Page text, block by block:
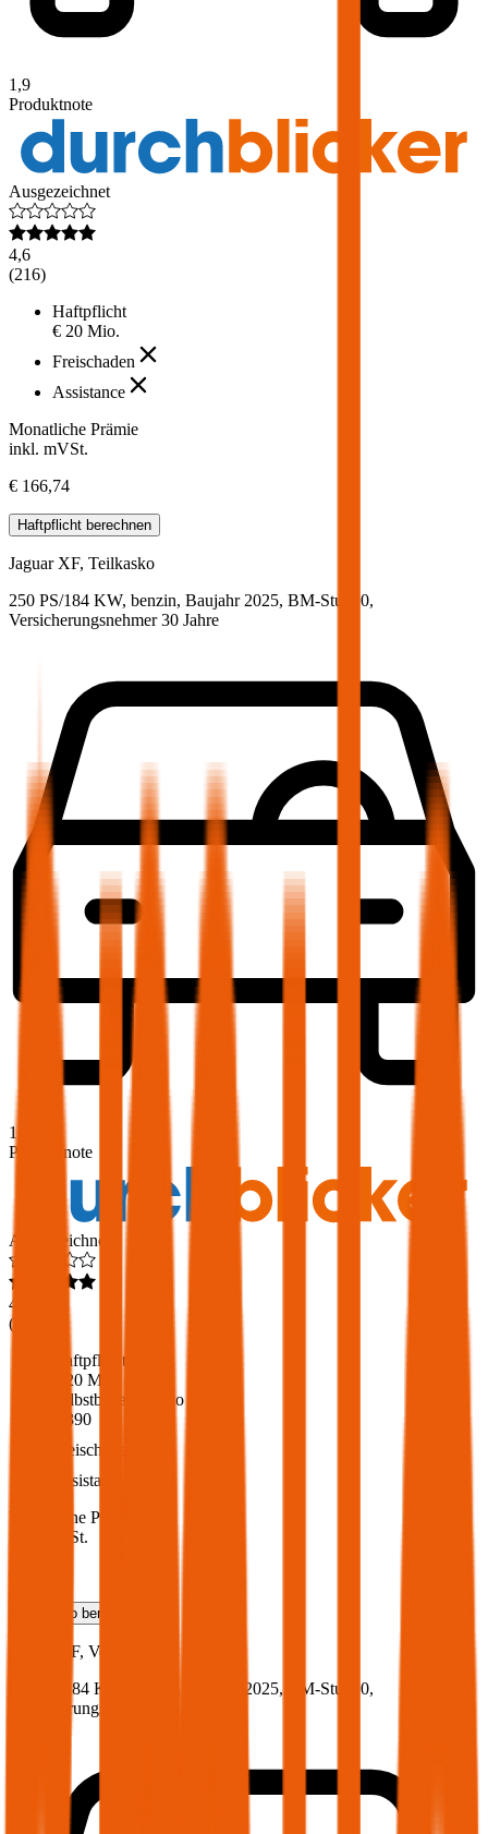
1,9
Produktnote
Ausgezeichnet
4,6
(216)
Haftpflicht
€ 20 Mio.
Freischaden
Assistance
Monatliche Prämie
inkl. mVSt.
€ 166,74
Haftpflicht berechnen
JaguarXF, Teilkasko
250 PS/184 KW, benzin, Baujahr 2025, BM-Stufe 0,
Versicherungsnehmer 30 Jahre
1,9
Produktnote
Ausgezeichnet
4,6
(
Haftpflicht
€ 20 Mio.
Selbstbehalt Kasko
€ 390
Freischaden
Assistance
Monatliche Prämie
inkl. mVSt.
Teilkasko berechnen
XF, Vollkasko
250 PS/184 KW, benzin, Baujahr 2025, BM-Stufe 0,
Versicherungsnehmer 30 Jahre